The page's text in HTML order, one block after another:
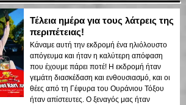
Τέλεια ημέρα για τους λάτρεις της
περιπέτειας!
Κάναμε αυτή την εκδρομή ένα ηλιόλουστο
απόγευμα και ήταν η καλύτερη απόφαση
που έχουμε πάρει ποτέ! Η εκδρομή ήταν
γεμάτη διασκέδαση και ενθουσιασμό, και οι
θέες από τη Γέφυρα του Ουράνιου Τόξου
ήταν απίστευτες. Ο ξεναγός μας ήταν